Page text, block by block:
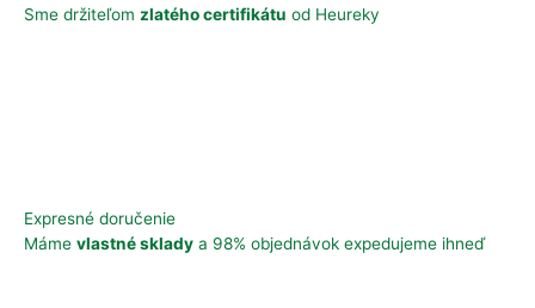
Sme držiteľom zlatého certifikátu od Heureky
Expresné doručenie
Máme vlastné sklady a 98% objednávok expedujeme ihneď